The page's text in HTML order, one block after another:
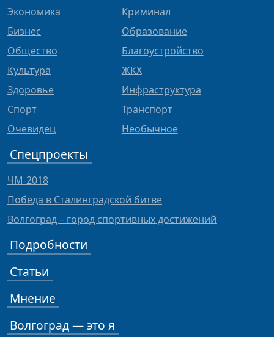
Экономика
Бизнес
Общество
Культура
Здоровье
Спорт
Очевидец
Криминал
Образование
Благоустройство
ЖКХ
Инфраструктура
Транспорт
Необычное
Спецпроекты
ЧМ-2018
Победа в Сталинградской битве
Волгоград – город спортивных достижений
Подробности
Статьи
Мнение
Волгоград — это я